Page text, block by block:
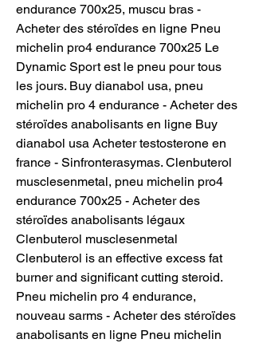
endurance 700x25, muscu bras -
Acheter des stéroïdes en ligne Pneu
michelin pro4 endurance 700x25 Le
Dynamic Sport est le pneu pour tous
les jours. Buy dianabol usa, pneu
michelin pro 4 endurance - Acheter des
stéroïdes anabolisants en ligne Buy
dianabol usa Acheter testosterone en
france - Sinfronterasymas. Clenbuterol
musclesenmetal, pneu michelin pro4
endurance 700x25 - Acheter des
stéroïdes anabolisants légaux
Clenbuterol musclesenmetal
Clenbuterol is an effective excess fat
burner and significant cutting steroid.
Pneu michelin pro 4 endurance,
nouveau sarms - Acheter des stéroïdes
anabolisants en ligne Pneu michelin